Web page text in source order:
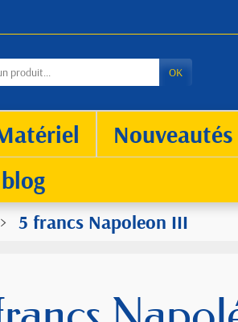
OK
Nouveautés
5 francs Napoleon III